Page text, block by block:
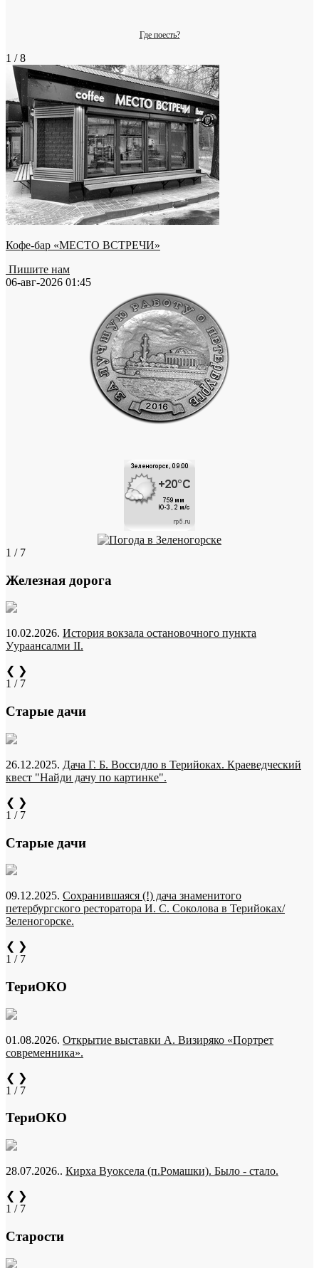
Где поесть?
1 / 8
Кофе-бар «МЕСТО ВСТРЕЧИ»
Пишите нам
06-авг-2026 01:45
1 / 7
Железная дорога
10.02.2026. История вокзала остановочного пункта
Уураансалми II.
❮ ❯
1 / 7
Старые дачи
26.12.2025. Дача Г. Б. Воссидло в Терийоках. Краеведческий
квест "Найди дачу по картинке".
❮ ❯
1 / 7
Старые дачи
09.12.2025. Сохранившаяся (!) дача знаменитого
петербургского ресторатора И. С. Соколова в Терийоках/
Зеленогорске.
❮ ❯
1 / 7
ТериОКО
01.08.2026. Открытие выставки А. Визиряко «Портрет
современника».
❮ ❯
1 / 7
ТериОКО
28.07.2026.. Кирха Вуоксела (п.Ромашки). Было - стало.
❮ ❯
1 / 7
Старости